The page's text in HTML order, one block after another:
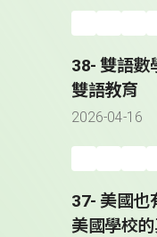
38- 雙語數
雙語教育
2026-04-16
37- 美國也
美國學校的